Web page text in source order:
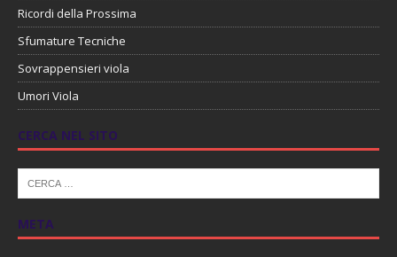
Ricordi della Prossima
Sfumature Tecniche
Sovrappensieri viola
Umori Viola
CERCA NEL SITO
META